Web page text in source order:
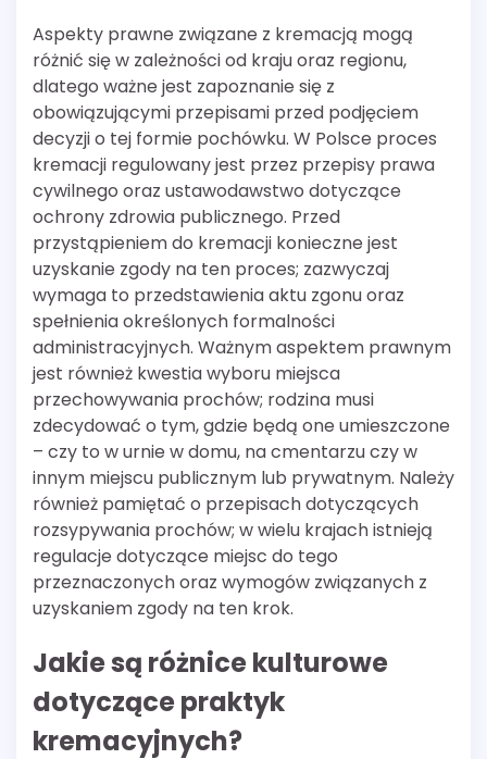
Aspekty prawne związane z kremacją mogą
różnić się w zależności od kraju oraz regionu,
dlatego ważne jest zapoznanie się z
obowiązującymi przepisami przed podjęciem
decyzji o tej formie pochówku. W Polsce proces
kremacji regulowany jest przez przepisy prawa
cywilnego oraz ustawodawstwo dotyczące
ochrony zdrowia publicznego. Przed
przystąpieniem do kremacji konieczne jest
uzyskanie zgody na ten proces; zazwyczaj
wymaga to przedstawienia aktu zgonu oraz
spełnienia określonych formalności
administracyjnych. Ważnym aspektem prawnym
jest również kwestia wyboru miejsca
przechowywania prochów; rodzina musi
zdecydować o tym, gdzie będą one umieszczone
– czy to w urnie w domu, na cmentarzu czy w
innym miejscu publicznym lub prywatnym. Należy
również pamiętać o przepisach dotyczących
rozsypywania prochów; w wielu krajach istnieją
regulacje dotyczące miejsc do tego
przeznaczonych oraz wymogów związanych z
uzyskaniem zgody na ten krok.
Jakie są różnice kulturowe
dotyczące praktyk
kremacyjnych?